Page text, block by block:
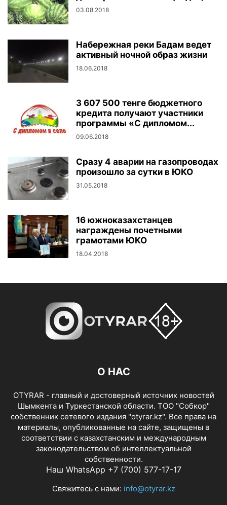
03.08.2018
Набережная реки Бадам ведет
активный ночной образ жизни
18.06.2018
3 607 500 тенге бюджетного
кредита получают участники
программы «С дипломом...
09.06.2018
Сразу 4 аварии на газопроводах
произошло за сутки в ЮКО
31.05.2018
16 южноказахстанцев
награждены почетными
грамотами ЮКО
18.04.2018
О НАС
OTYRAR - главный и достоверный источник новостей
Шымкента и Туркестанской области. ТОО "Собкор"
собственник сетевого издания "otyrar.kz". Все права на
материалы, опубликованные на сайте, защищены в
соответствии с казахстанским и международным
законодательством об интеллектуальной
собственности.
Наш WhatsApp +7 (700) 577-17-17
Свяжитесь с нами: info@otyrar.kz